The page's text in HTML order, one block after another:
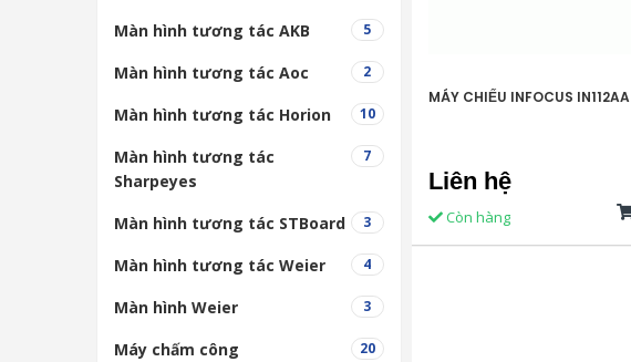
Màn hình tương tác AKB 5
Màn hình tương tác Aoc 2
Màn hình tương tác Horion 10
Màn hình tương tác
Sharpeyes
7
Màn hình tương tác STBoard 3
Màn hình tương tác Weier 4
Màn hình Weier 3
Máy chấm công 20
MÁY CHIẾU INFOCUS IN112AA
Liên hệ
Còn hàng